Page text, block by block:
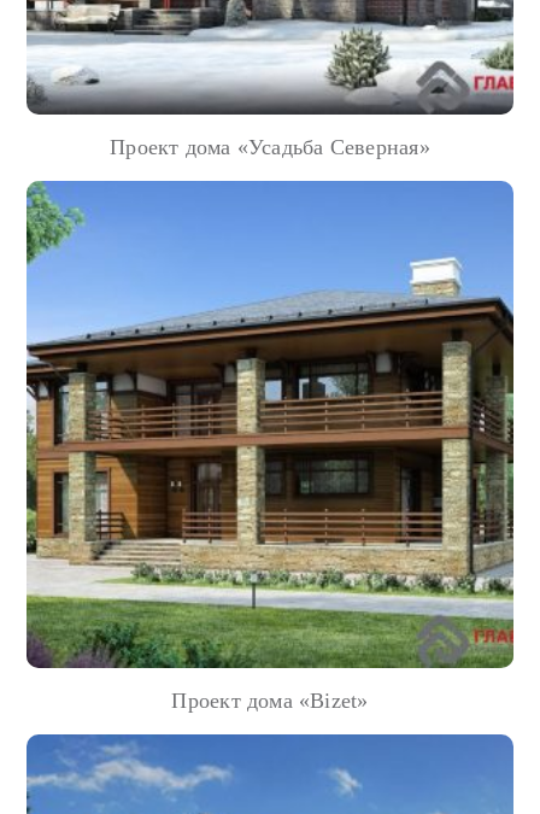
Проект дома «Усадьба Северная»
Проект дома «Bizet»